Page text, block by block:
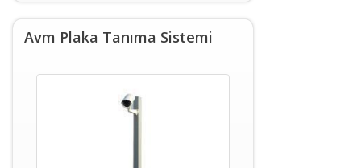
Avm Plaka Tanıma Sistemi